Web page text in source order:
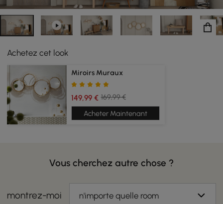
Achetez cet look
Miroirs Muraux
149,99 € 169,99 €
Acheter Maintenant
Vous cherchez autre chose ?
montrez-moi n'importe quelle room